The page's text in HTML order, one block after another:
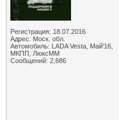
Регистрация: 18.07.2016
Адрес: Моск. обл.
Автомобиль: LADA Vesta, Май'16,
МКПП, ЛюксММ
Сообщений: 2,686